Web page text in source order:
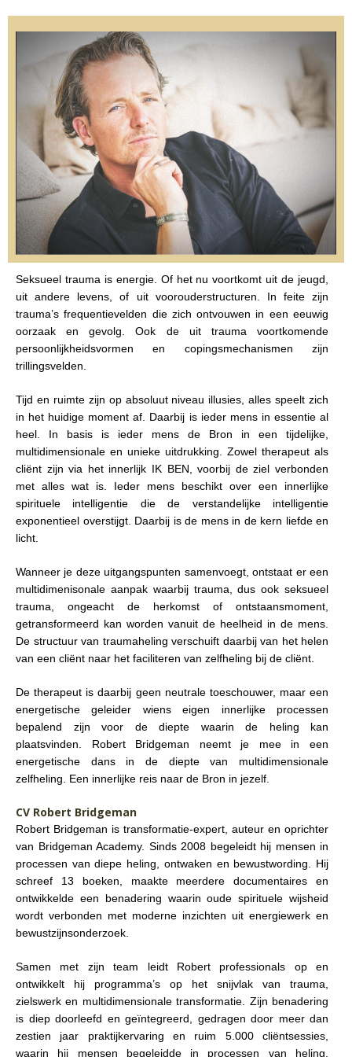
Seksueel trauma is energie. Of het nu voortkomt uit de jeugd,
uit andere levens, of uit voorouderstructuren. In feite zijn
trauma’s frequentievelden die zich ontvouwen in een eeuwig
oorzaak en gevolg. Ook de uit trauma voortkomende
persoonlijkheidsvormen en copingsmechanismen zijn
trillingsvelden.
Tijd en ruimte zijn op absoluut niveau illusies, alles speelt zich
in het huidige moment af. Daarbij is ieder mens in essentie al
heel. In basis is ieder mens de Bron in een tijdelijke,
multidimensionale en unieke uitdrukking. Zowel therapeut als
cliënt zijn via het innerlijk IK BEN, voorbij de ziel verbonden
met alles wat is. Ieder mens beschikt over een innerlijke
spirituele intelligentie die de verstandelijke intelligentie
exponentieel overstijgt. Daarbij is de mens in de kern liefde en
licht.
Wanneer je deze uitgangspunten samenvoegt, ontstaat er een
multidimenisonale aanpak waarbij trauma, dus ook seksueel
trauma, ongeacht de herkomst of ontstaansmoment,
getransformeerd kan worden vanuit de heelheid in de mens.
De structuur van traumaheling verschuift daarbij van het helen
van een cliënt naar het faciliteren van zelfheling bij de cliënt.
De therapeut is daarbij geen neutrale toeschouwer, maar een
energetische geleider wiens eigen innerlijke processen
bepalend zijn voor de diepte waarin de heling kan
plaatsvinden. Robert Bridgeman neemt je mee in een
energetische dans in de diepte van multidimensionale
zelfheling. Een innerlijke reis naar de Bron in jezelf.
CV Robert Bridgeman
Robert Bridgeman is transformatie-expert, auteur en oprichter
van Bridgeman Academy. Sinds 2008 begeleidt hij mensen in
processen van diepe heling, ontwaken en bewustwording. Hij
schreef 13 boeken, maakte meerdere documentaires en
ontwikkelde een benadering waarin oude spirituele wijsheid
wordt verbonden met moderne inzichten uit energiewerk en
bewustzijnsonderzoek.
Samen met zijn team leidt Robert professionals op en
ontwikkelt hij programma’s op het snijvlak van trauma,
zielswerk en multidimensionale transformatie. Zijn benadering
is diep doorleefd en geïntegreerd, gedragen door meer dan
zestien jaar praktijkervaring en ruim 5.000 cliëntsessies,
waarin hij mensen begeleidde in processen van heling,